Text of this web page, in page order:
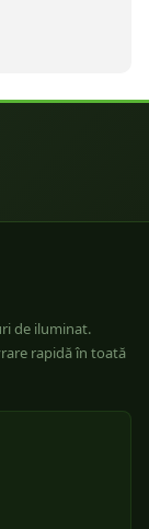
de iluminat.
rapidă în toată